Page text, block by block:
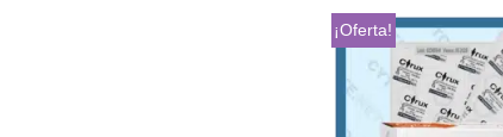
¡Oferta!